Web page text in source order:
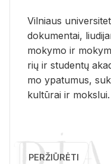
Vil­niaus
do­ku­men­tai,
mo­ky­mo ir
rių ir stu­den­tų
mo ypa­tu­mus,
kul­tū­rai ir moks­lui.
PERŽIŪRĖTI